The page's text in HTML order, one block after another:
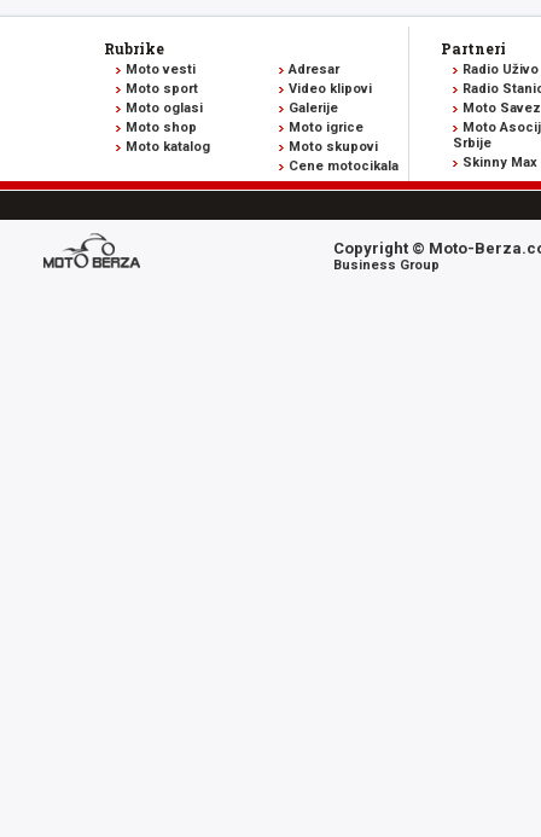
Rubrike
Moto vesti
Moto sport
Moto oglasi
Moto shop
Moto katalog
Adresar
Video klipovi
Galerije
Moto igrice
Moto skupovi
Cene motocikala
Partneri
Radio Uživo
Radio
Moto
Moto
Srbije
Skinny Max
Copyright © Moto-
Business Group